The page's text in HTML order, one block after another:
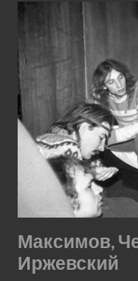
Максимов,
Иржевский